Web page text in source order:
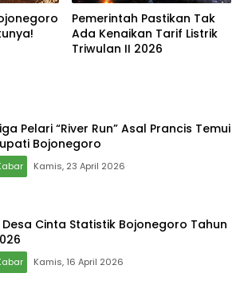
Pemerintah Pastikan Tak
Ada Kenaikan Tarif Listrik
Triwulan II 2026
Pelari “River Run” Asal Prancis Temui
Bojonegoro
Kamis, 23 April 2026
Desa Cinta Statistik Bojonegoro Tahun
Kamis, 16 April 2026